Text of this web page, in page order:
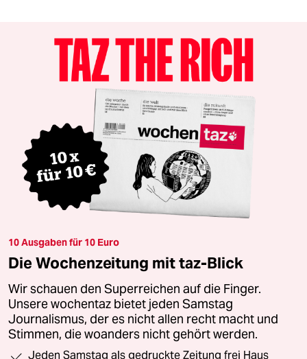
10 Ausgaben für 10 Euro
Die Wochenzeitung mit taz-Blick
Wir schauen den Superreichen auf die Finger.
Unsere wochentaz bietet jeden Samstag
Journalismus, der es nicht allen recht macht und
Stimmen, die woanders nicht gehört werden.
Jeden Samstag als gedruckte Zeitung frei Haus